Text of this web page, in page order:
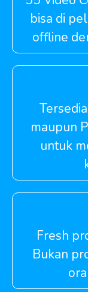
bisa di
offline
maupun
untuk
Fresh
Bukan